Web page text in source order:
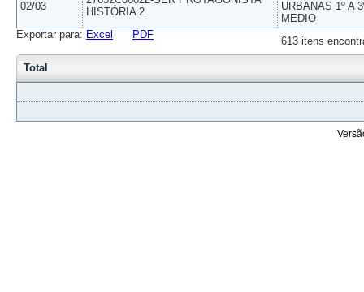
02/03
HISTÓRIA 2
URBANAS 1º A
MEDIO
613 itens
Exportar para: Excel PDF
Total